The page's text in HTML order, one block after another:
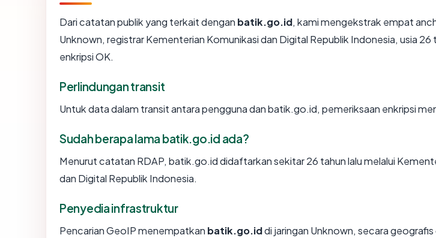
Dari catatan publik yang terkait dengan batik.go.id, kami mengekstrak empat
Unknown, registrar Kementerian Komunikasi dan Digital Republik Indonesia, usia 26
enkripsi OK.
Perlindungan transit
Untuk data dalam transit antara pengguna dan batik.go.id, pemeriksaan enkripsi
Sudah berapa lama batik.go.id ada?
Menurut catatan RDAP, batik.go.id didaftarkan sekitar 26 tahun lalu melalui
dan Digital Republik Indonesia.
Penyedia infrastruktur
Pencarian GeoIP menempatkan batik.go.iddi jaringan Unknown, secara geografis